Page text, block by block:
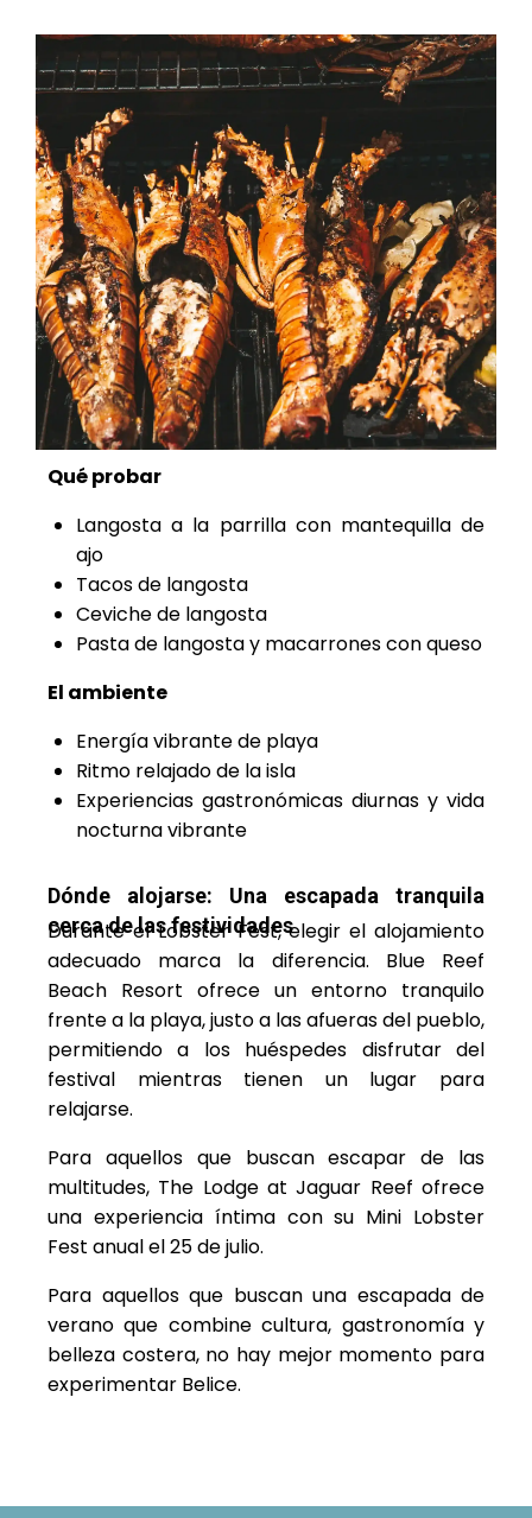
Qué probar
Langosta a la parrilla con mantequilla de
ajo
Tacos de langosta
Ceviche de langosta
Pasta de langosta y macarrones con queso
El ambiente
Energía vibrante de playa
Ritmo relajado de la isla
Experiencias gastronómicas diurnas y vida
nocturna vibrante
Dónde alojarse: Una escapada tranquila
cerca de las festividades
Durante el Lobster Fest, elegir el alojamiento
adecuado marca la diferencia. Blue Reef
Beach Resort ofrece un entorno tranquilo
frente a la playa, justo a las afueras del pueblo,
permitiendo a los huéspedes disfrutar del
festival mientras tienen un lugar para
relajarse.
Para aquellos que buscan escapar de las
multitudes, The Lodge at Jaguar Reef ofrece
una experiencia íntima con su Mini Lobster
Fest anual el 25 de julio.
Para aquellos que buscan una escapada de
verano que combine cultura, gastronomía y
belleza costera, no hay mejor momento para
experimentar Belice.